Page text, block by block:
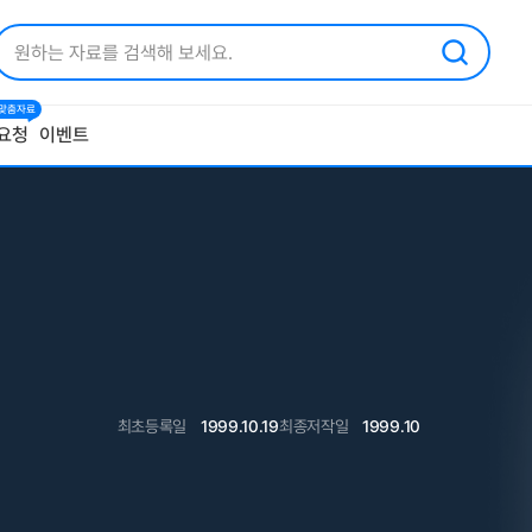
청
춤자료
이벤트
최초등록일 1999.10.19최종저작일 1999.10